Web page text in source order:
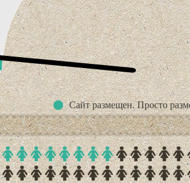
Сайт размещен. Просто